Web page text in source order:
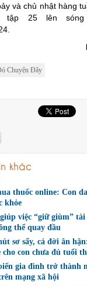
và chủ nhật hàng
tập 25 lên
Chuyện Đây
khác
thuốc online: Con
khỏe
việc “giữ giùm” tài
thể quay đầu
sơ sẩy, cả đời ân
cho con chưa đủ tuổi
gia đình trở thành
mạng xã hội